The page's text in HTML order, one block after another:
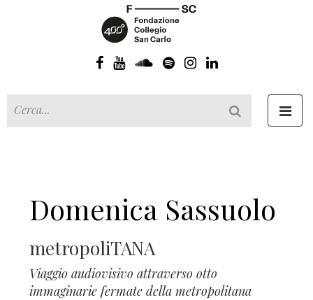
Domenica Sassuolo
metropoliTANA
Viaggio audiovisivo attraverso otto
immaginarie fermate della metropolitana